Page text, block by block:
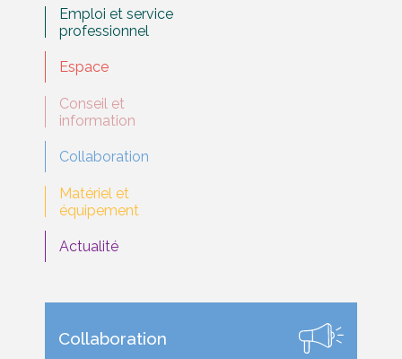
Emploi et service
professionnel
Espace
Conseil et
information
Collaboration
Matériel et
équipement
Actualité
Collaboration